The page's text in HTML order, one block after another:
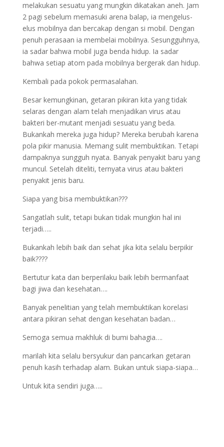
melakukan sesuatu yang mungkin dikatakan aneh. Jam
2 pagi sebelum memasuki arena balap, ia mengelus-
elus mobilnya dan bercakap dengan si mobil. Dengan
penuh perasaan ia membelai mobilnya. Sesungguhnya,
ia sadar bahwa mobil juga benda hidup. Ia sadar
bahwa setiap atom pada mobilnya bergerak dan hidup.
Kembali pada pokok permasalahan.
Besar kemungkinan, getaran pikiran kita yang tidak
selaras dengan alam telah menjadikan virus atau
bakteri ber-mutant menjadi sesuatu yang beda.
Bukankah mereka juga hidup? Mereka berubah karena
pola pikir manusia. Memang sulit membuktikan. Tetapi
dampaknya sungguh nyata. Banyak penyakit baru yang
muncul. Setelah diteliti, ternyata virus atau bakteri
penyakit jenis baru.
Siapa yang bisa membuktikan???
Sangatlah sulit, tetapi bukan tidak mungkin hal ini
terjadi…..
Bukankah lebih baik dan sehat jika kita selalu berpikir
baik????
Bertutur kata dan berperilaku baik lebih bermanfaat
bagi jiwa dan kesehatan….
Banyak penelitian yang telah membuktikan korelasi
antara pikiran sehat dengan kesehatan badan…
Semoga semua makhluk di bumi bahagia….
marilah kita selalu bersyukur dan pancarkan getaran
penuh kasih terhadap alam. Bukan untuk siapa-siapa…
Untuk kita sendiri juga…..